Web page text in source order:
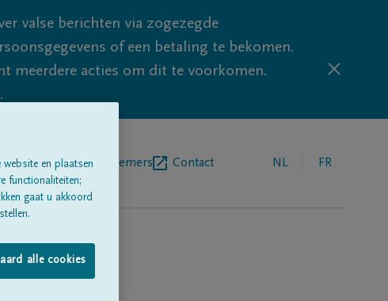
valse berichten via zogezegde
of een betaling te bekomen.
meerdere acties om dit te voorkomen.
onsBegrafenisondernemers Contact NL FR
en plaatsen
functionaliteiten;
gaat u akkoord
alle cookies